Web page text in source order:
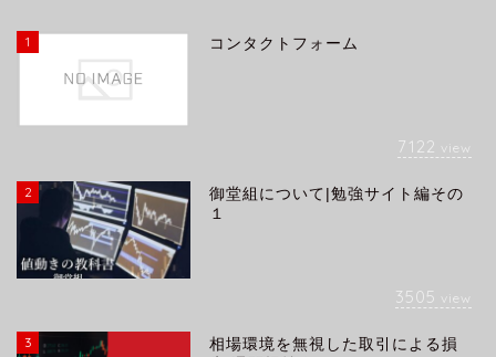
1 コンタクトフォーム
7122 view
2
御堂組について|勉強サイト編その
１
3505 view
3
相場環境を無視した取引による損